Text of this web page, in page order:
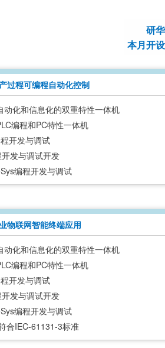
研
本月开
过程可编程自动化控制
动化和信息化的双重特性一体机
编程和PC特性一体机
开发与调试
发与调试开发
编程开发与调试
物联网智能终端应用
化和信息化的双重特性一体机
编程和PC特性一体机
开发与调试
发与调试开发
编程开发与调试
合IEC-61131-3标准